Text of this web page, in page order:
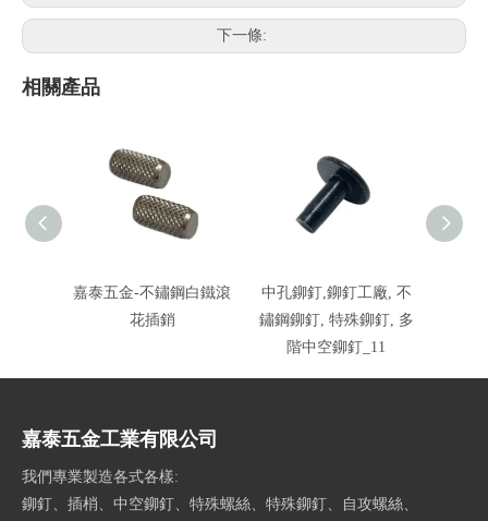
下一條:
相關產品
嘉泰五金-不鏽鋼白鐵滾
花插銷
中孔鉚釘,鉚釘工廠, 不
鏽鋼鉚釘, 特殊鉚釘, 多
階中空鉚釘_11
嘉泰五金工業有限公司
我們專業製造各式各樣:
鉚釘、插梢、中空鉚釘、特殊螺絲、特殊鉚釘、自攻螺絲、